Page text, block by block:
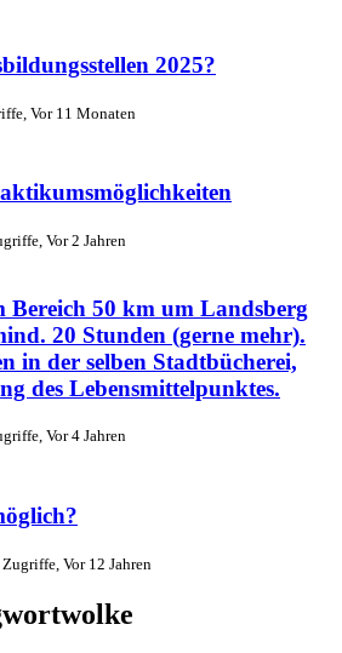
2025?
Vor 11 Monaten
Vor 2 Jahren
Bereich 50 km um Landsberg
20 Stunden (gerne mehr).
in der selben Stadtbücherei,
des Lebensmittelpunktes.
Vor 4 Jahren
Vor 12 Jahren